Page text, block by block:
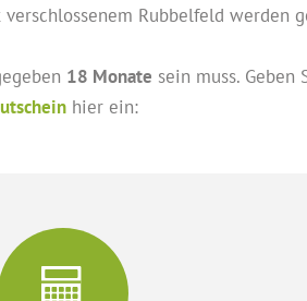
Rubbelfeld werden
18 Monate sein muss. Geben
hier ein: